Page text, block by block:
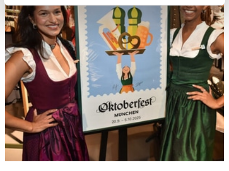
bestimmten Merkmalen (Fingerprinting) identifizieren
Erfahren Sie mehr darüber, wie Ihre persönlichen Daten
verarbeitet werden, und legen Sie Ihre Präferenzen im
Abschnitt Einzelheiten
fest.
Wir verwenden Cookies, um Inhalte und Anzeigen zu
personalisieren, Funktionen für soziale Medien anbieten
zu können und die Zugriffe auf unsere Website zu
analysieren. Außerdem geben wir Informationen zu Ihrer
Verwendung unserer Website an unsere Partner für
soziale Medien, Werbung und Analysen weiter. Unsere
Partner führen diese Informationen möglicherweise mit